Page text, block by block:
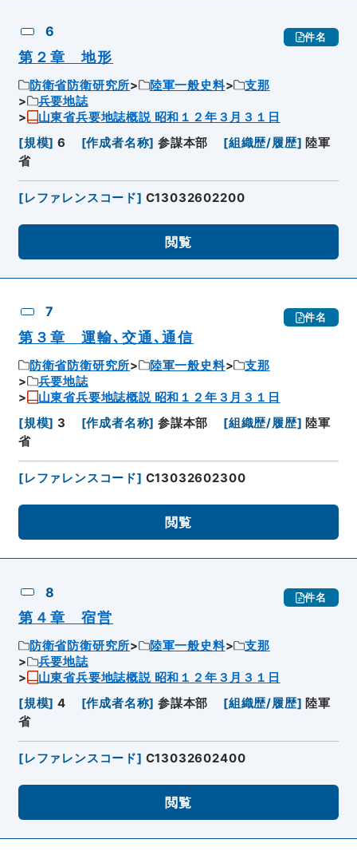
6 件名
第２章 地形
防衛省防衛研究所 陸軍一般史料
支那
兵要地誌
山東省兵要地誌概説 昭和１２年３月３１日
[規模] 6 [作成者名称] 参謀本部 [組織歴/履歴] 陸軍
省
[レファレンスコード] C13032602200
閲覧
7 件名
第３章 運輸､交通､通信
防衛省防衛研究所 陸軍一般史料
支那
兵要地誌
山東省兵要地誌概説 昭和１２年３月３１日
[規模] 3 [作成者名称] 参謀本部 [組織歴/履歴] 陸軍
省
[レファレンスコード] C13032602300
閲覧
8 件名
第４章 宿営
防衛省防衛研究所 陸軍一般史料
支那
兵要地誌
山東省兵要地誌概説 昭和１２年３月３１日
[規模] 4 [作成者名称] 参謀本部 [組織歴/履歴] 陸軍
省
[レファレンスコード] C13032602400
閲覧